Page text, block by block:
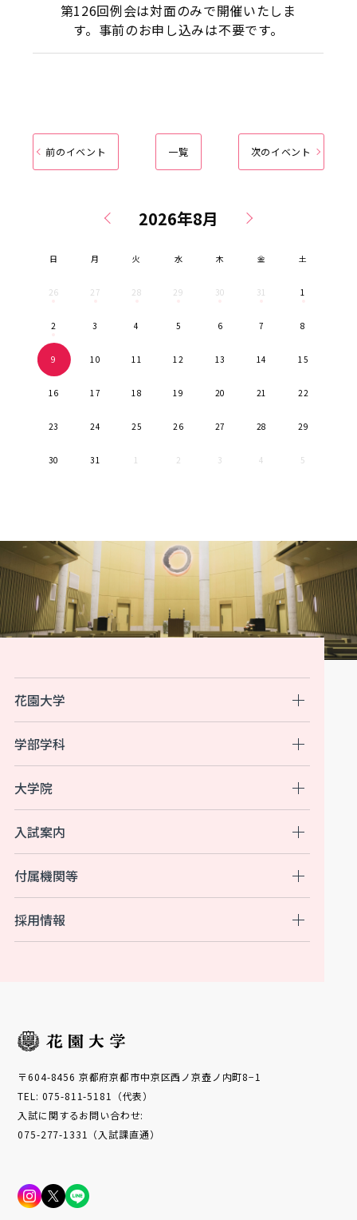
日 月 火 水 木 金 土
26 27 28 29 30 31 1
2 3 4 5 6 7 8
9 10 11 12 13 14 15
16 17 18 19 20 21 22
23 24 25 26 27 28 29
30 31 1 2 3 4 5
第126回例会は対面のみで開催いたしま
す。事前のお申し込みは不要です。
前のイベント 一覧 次のイベント
花園大学
入試案内
付属機関等
学部学科
大学院
採用情報
〒604-8456 京都府京都市中京区西ノ京壺ノ内町8−1
TEL: 075-811-5181（代表）
入試に関するお問い合わせ:
075-277-1331（入試課直通）